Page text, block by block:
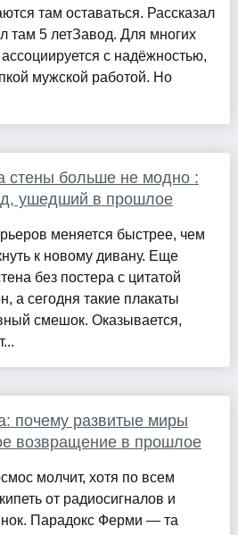
там оставаться. Рассказал
там 5 летЗавод. Для многих
с надёжностью,
мужской работой. Но
стены больше не модно :
ушедший в прошлое
меняется быстрее, чем
к новому дивану. Еще
без постера с цитатой
а сегодня такие плакаты
смешок. Оказывается,
почему развитые миры
возвращение в прошлое
молчит, хотя по всем
от радиосигналов и
Парадокс Ферми — та